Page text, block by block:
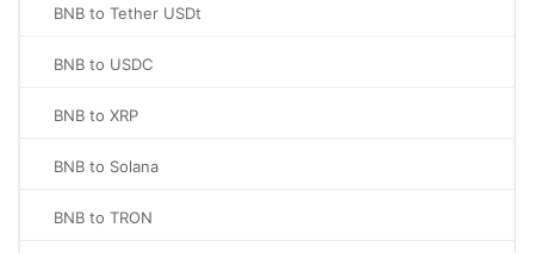
BNB to Tether USDt
BNB to USDC
BNB to XRP
BNB to Solana
BNB to TRON